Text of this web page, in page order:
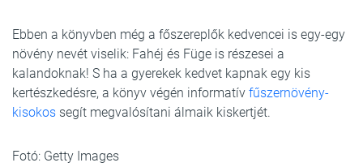
Ebben a könyvben még a főszereplők kedvencei is egy-egy
növény nevét viselik: Fahéj és Füge is részesei a
kalandoknak! S ha a gyerekek kedvet kapnak egy kis
kertészkedésre, a könyv végén informatív fűszernövény-
kisokos segít meg­valósítani álmaik kiskertjét.
Fotó: Getty Images